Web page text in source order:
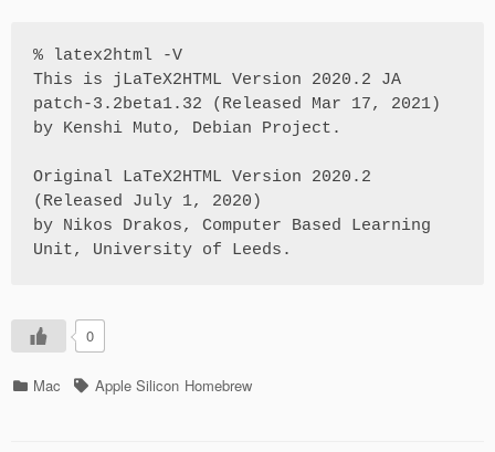
% latex2html -V
This is jLaTeX2HTML Version 2020.2 JA
patch-3.2beta1.32 (Released Mar 17, 2021)
by Kenshi Muto, Debian Project.
Original LaTeX2HTML Version 2020.2
(Released July 1, 2020)
by Nikos Drakos, Computer Based Learning
Unit, University of Leeds.
0
カ Mac
タ Apple Silicon Homebrew